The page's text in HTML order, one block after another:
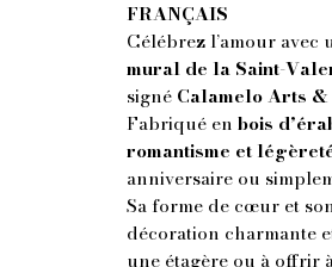
FRANÇAIS
Célébrez l’amour avec
mural de la Saint-
signé Calamelo Arts &
Fabriqué en bois
romantisme et
anniversaire ou
Sa forme de cœur et
décoration charmante
une étagère ou à offrir